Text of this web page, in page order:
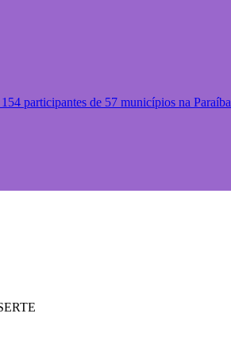
participantes de 57 municípios na Paraíba